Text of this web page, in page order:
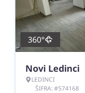
360°
Novi Ledinci
LEDINCI
ŠIFRA: #574168